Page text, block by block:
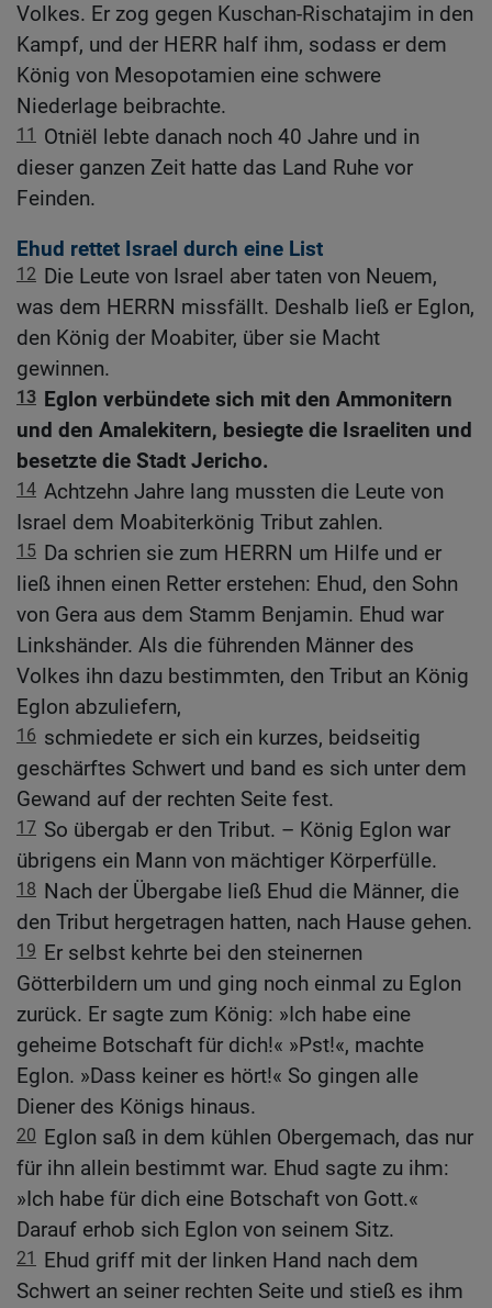
Volkes. Er zog gegen Kuschan-Rischatajim in den
Kampf, und der HERR half ihm, sodass er dem
König von Mesopotamien eine schwere
Niederlage beibrachte.
11
Otniël lebte danach noch 40 Jahre und in
dieser ganzen Zeit hatte das Land Ruhe vor
Feinden.
Ehud rettet Israel durch eine List
12 Die Leute von Israel aber taten von Neuem,
was dem HERRN missfällt. Deshalb ließ er Eglon,
den König der Moabiter, über sie Macht
gewinnen.
13 Eglon verbündete sich mit den Ammonitern
und den Amalekitern, besiegte die Israeliten und
besetzte die Stadt Jericho.
14 Achtzehn Jahre lang mussten die Leute von
Israel dem Moabiterkönig Tribut zahlen.
15 Da schrien sie zum HERRN um Hilfe und er
ließ ihnen einen Retter erstehen: Ehud, den Sohn
von Gera aus dem Stamm Benjamin. Ehud war
Linkshänder. Als die führenden Männer des
Volkes ihn dazu bestimmten, den Tribut an König
Eglon abzuliefern,
16 schmiedete er sich ein kurzes, beidseitig
geschärftes Schwert und band es sich unter dem
Gewand auf der rechten Seite fest.
17 So übergab er den Tribut. – König Eglon war
übrigens ein Mann von mächtiger Körperfülle.
18 Nach der Übergabe ließ Ehud die Männer, die
den Tribut hergetragen hatten, nach Hause gehen.
19 Er selbst kehrte bei den steinernen
Götterbildern um und ging noch einmal zu Eglon
zurück. Er sagte zum König: »Ich habe eine
geheime Botschaft für dich!« »Pst!«, machte
Eglon. »Dass keiner es hört!« So gingen alle
Diener des Königs hinaus.
20 Eglon saß in dem kühlen Obergemach, das nur
für ihn allein bestimmt war. Ehud sagte zu ihm:
»Ich habe für dich eine Botschaft von Gott.«
Darauf erhob sich Eglon von seinem Sitz.
21 Ehud griff mit der linken Hand nach dem
Schwert an seiner rechten Seite und stieß es ihm